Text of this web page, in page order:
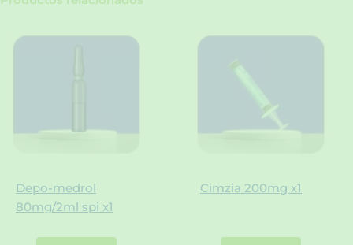
Depo-medrol
80mg/2ml spi x1
Cimzia 200mg x1